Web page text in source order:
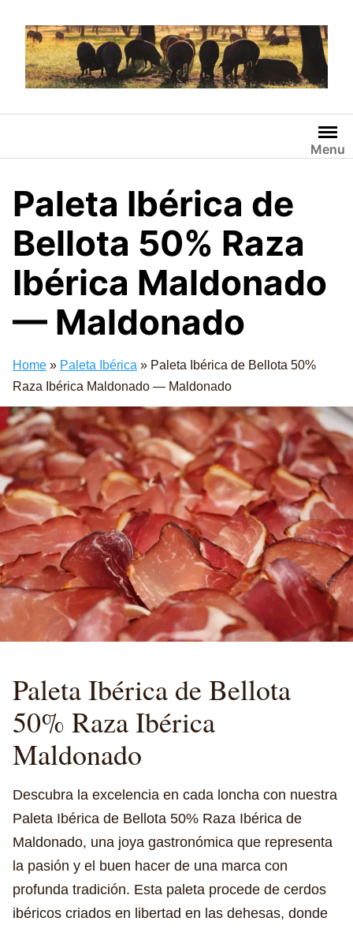
contenido
Menu
Paleta Ibérica de
Bellota 50% Raza
Ibérica Maldonado
— Maldonado
Home » Paleta Ibérica » Paleta Ibérica de Bellota 50%
Raza Ibérica Maldonado — Maldonado
Paleta Ibérica de Bellota
50% Raza Ibérica
Maldonado
Descubra la excelencia en cada loncha con nuestra
Paleta Ibérica de Bellota 50% Raza Ibérica de
Maldonado, una joya gastronómica que representa
la pasión y el buen hacer de una marca con
profunda tradición. Esta paleta procede de cerdos
ibéricos criados en libertad en las dehesas, donde